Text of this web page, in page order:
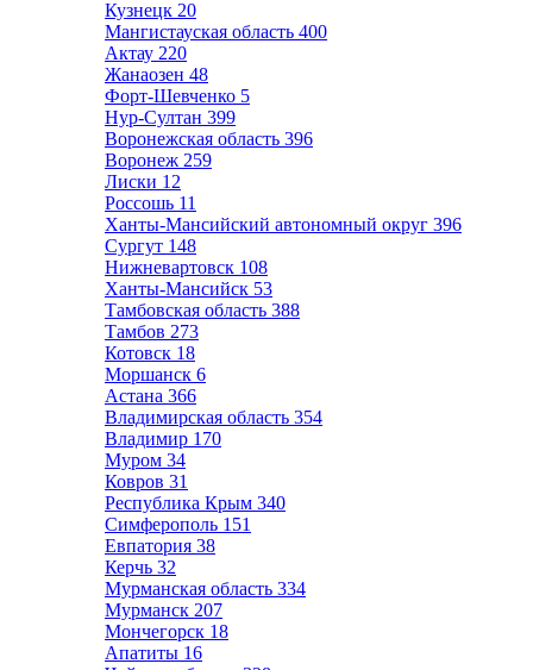
Кузнецк 20
Мангистауская область 400
Актау 220
Жанаозен 48
Форт-Шевченко 5
Нур-Султан 399
Воронежская область 396
Воронеж 259
Лиски 12
Россошь 11
Ханты-Мансийский автономный округ 396
Сургут 148
Нижневартовск 108
Ханты-Мансийск 53
Тамбовская область 388
Тамбов 273
Котовск 18
Моршанск 6
Астана 366
Владимирская область 354
Владимир 170
Муром 34
Ковров 31
Республика Крым 340
Симферополь 151
Евпатория 38
Керчь 32
Мурманская область 334
Мурманск 207
Мончегорск 18
Апатиты 16